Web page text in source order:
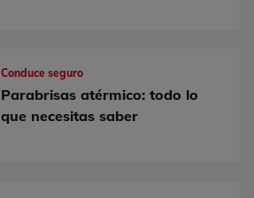
Conduce seguro
Parabrisas atérmico: todo lo
que necesitas saber